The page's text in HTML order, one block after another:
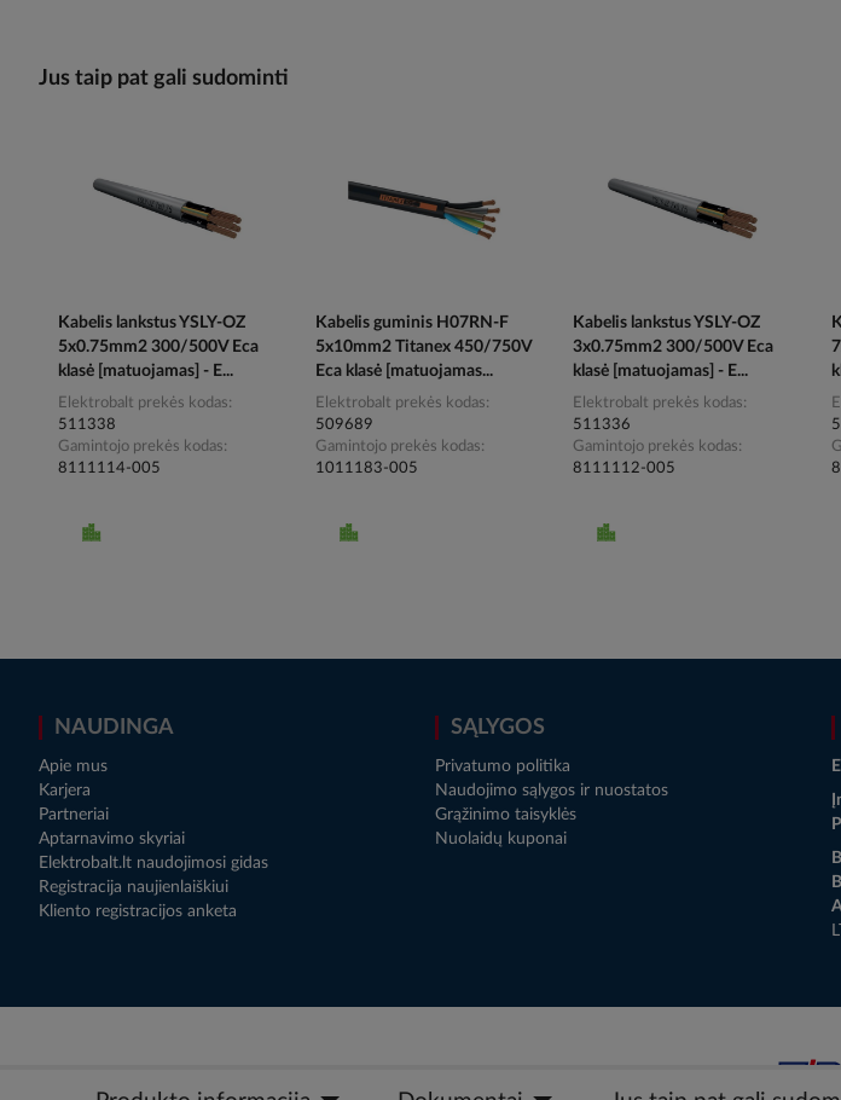
Jus taip pat gali sudominti
Kabelis lankstus YSLY-OZ
5x0.75mm2 300/500V Eca
klasė [matuojamas] - E...
Elektrobalt prekės kodas
511338
Gamintojo prekės kodas
8111114-005
Kabelis guminis H07RN-F
5x10mm2 Titanex 450/750V
Eca klasė [matuojamas...
Elektrobalt prekės kodas
509689
Gamintojo prekės kodas
1011183-005
Kabelis lankstus YSLY-OZ
3x0.75mm2 300/500V Eca
klasė [matuojamas] - E...
Elektrobalt prekės kodas
511336
Gamintojo prekės kodas
8111112-005
NAUDINGA
Apie mus
Karjera
Partneriai
Aptarnavimo skyriai
Elektrobalt.lt naudojimosi gidas
Registracija naujienlaiškiui
Kliento registracijos anketa
SĄLYGOS
Privatumo politika
Naudojimo sąlygos ir nuostatos
Grąžinimo taisyklės
Nuolaidų kuponai